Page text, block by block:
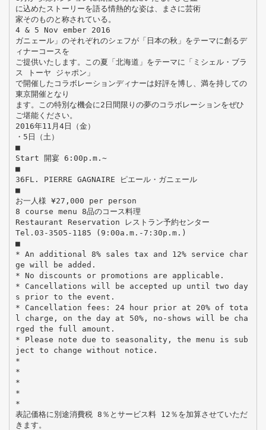
に込めたストーリーを語る情熱的な姿は、まさに芸術
家そのものと称されている。
4 & 5 Nov ember 2016
ガニェール」のそれぞれのシェフが「日本の秋」をテーマに創るデ
ィナーコースを
ご提供いたします。この夏「北海道」をテーマに「ミシェル・ブラ
ス トーヤ ジャポン」
で開催したコラボレーションディナーは好評を博し、満を持しての
東京開催となり
ます。この特別な機会に2日間限りの夢のコラボレーションをぜひ
ご堪能ください。
2016年11月4日（金）
・5日（土）
■
Start 開宴 6:00p.m.~
■
36FL. PIERRE GAGNAIRE ピエール・ガニェール
■
お一人様 ¥27,000 per person
8 course menu 8品のコース料理
Restaurant Reservation レストラン予約センター
Tel.03-3505-1185 (9:00a.m.-7:30p.m.)
■
* An additional 8% sales tax and 12% service char
ge will be added.
* No discounts or promotions are applicable.
* Cancellations will be accepted up until two day
s prior to the event.
* Cancellation fees: 24 hour prior at 20% of tota
l charge, on the day at 50%, no-shows will be cha
rged the full amount.
* Please note due to seasonality, the menu is sub
ject to change without notice.
*
*
*
*
*
表記価格に別途消費税 8％とサービス料 12％を加算させていただ
きます。